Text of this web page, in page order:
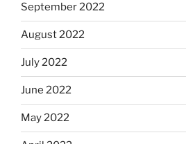
September 2022
August 2022
July 2022
June 2022
May 2022